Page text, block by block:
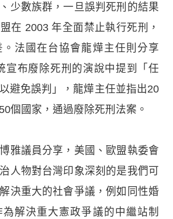
少數族群，一旦誤判死刑的結果
在 2003 年全面禁止執行死刑，
法國在台協會龍燁主任則分享
宣布廢除死刑的演說中提到「任
避免誤判」，龍燁主任並指出20
個國家，通過廢除死刑法案。
雅議員分享，美國、歐盟執委會
人物對台灣印象深刻的是我們可
決重大的社會爭議，例如同性婚
解決重大憲政爭議的中繼站制